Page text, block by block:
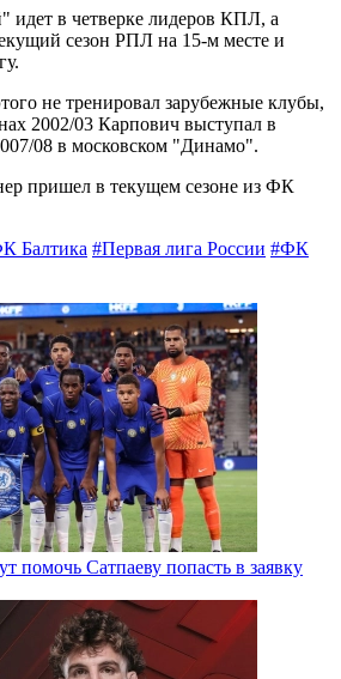
в четверке лидеров КПЛ, а
сезон РПЛ на 15-м месте и
не тренировал зарубежные клубы,
2002/03 Карпович выступал в
08 в московском "Динамо".
пришел в текущем сезоне из ФК
Балтика #Первая лига России #ФК
помочь Сатпаеву попасть в заявку